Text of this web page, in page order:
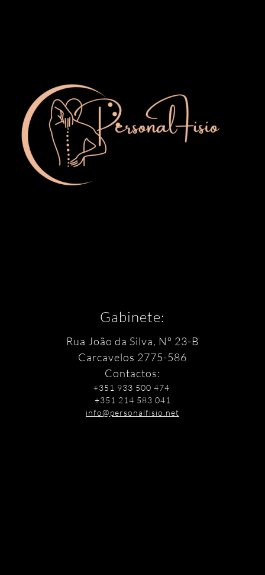
Gabinete:
Rua João da Silva, Nº 23-B
Carcavelos 2775-586
Contactos:
+351 933 500 474
+351 214 583 041
info@personalfisio.net